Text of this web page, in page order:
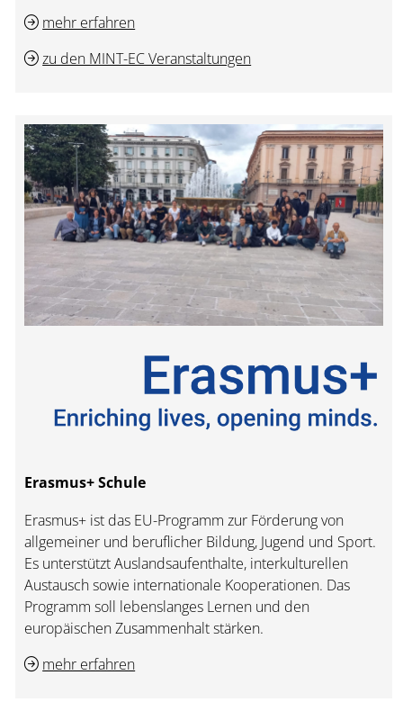
mehr erfahren
zu den MINT-EC Veranstaltungen
Erasmus+ Schule
Erasmus+ ist das EU-Programm zur Förderung von
allgemeiner und beruflicher Bildung, Jugend und Sport.
Es unterstützt Auslandsaufenthalte, interkulturellen
Austausch sowie internationale Kooperationen. Das
Programm soll lebenslanges Lernen und den
europäischen Zusammenhalt stärken.
mehr erfahren